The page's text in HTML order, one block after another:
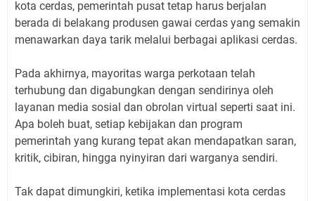
kota cerdas, pemerintah pusat tetap harus berjalan
berada di belakang produsen gawai cerdas yang semakin
menawarkan daya tarik melalui berbagai aplikasi cerdas.
Pada akhirnya, mayoritas warga perkotaan telah
terhubung dan digabungkan dengan sendirinya oleh
layanan media sosial dan obrolan virtual seperti saat ini.
Apa boleh buat, setiap kebijakan dan program
pemerintah yang kurang tepat akan mendapatkan saran,
kritik, cibiran, hingga nyinyiran dari warganya sendiri.
Tak dapat dimungkiri, ketika implementasi kota cerdas